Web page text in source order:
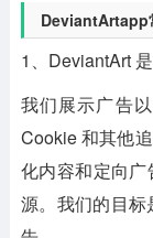
DeviantArtapp
1、DeviantArt
我们展示广告
Cookie 和其他
化内容和定向
源。我们的目